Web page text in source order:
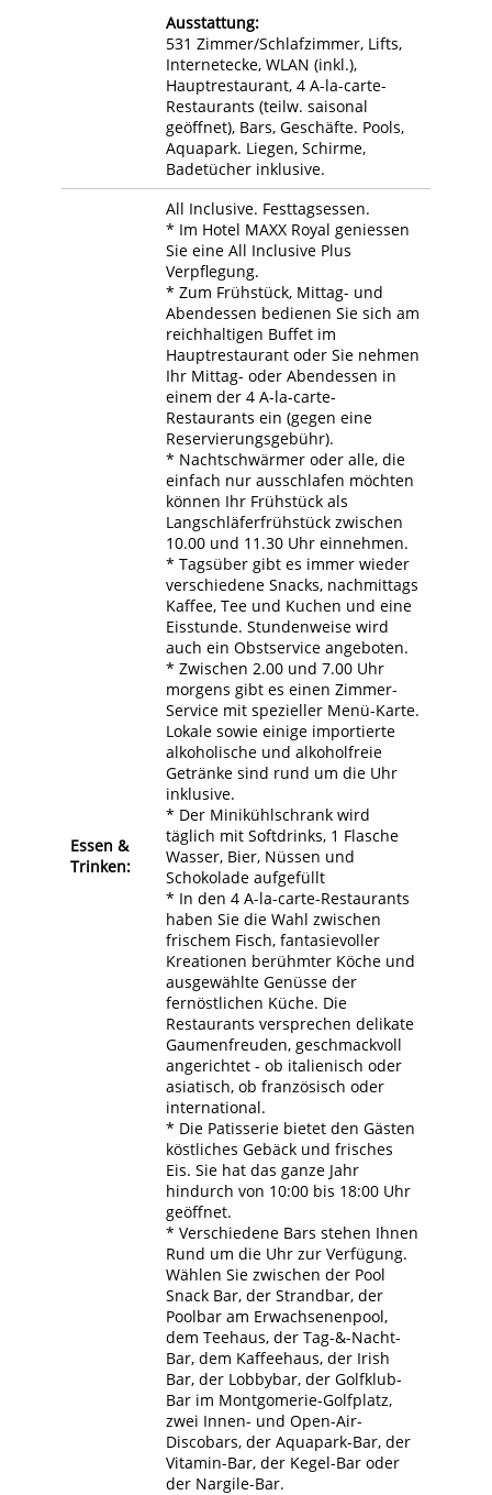
Ausstattung:
531 Zimmer/Schlafzimmer, Lifts,
Internetecke, WLAN (inkl.),
Hauptrestaurant, 4 A-la-carte-
Restaurants (teilw. saisonal
geöffnet), Bars, Geschäfte. Pools,
Aquapark. Liegen, Schirme,
Badetücher inklusive.
Essen &
Trinken:
All Inclusive. Festtagsessen.
* Im Hotel MAXX Royal geniessen
Sie eine All Inclusive Plus
Verpflegung.
* Zum Frühstück, Mittag- und
Abendessen bedienen Sie sich am
reichhaltigen Buffet im
Hauptrestaurant oder Sie nehmen
Ihr Mittag- oder Abendessen in
einem der 4 A-la-carte-
Restaurants ein (gegen eine
Reservierungsgebühr).
* Nachtschwärmer oder alle, die
einfach nur ausschlafen möchten
können Ihr Frühstück als
Langschläferfrühstück zwischen
10.00 und 11.30 Uhr einnehmen.
* Tagsüber gibt es immer wieder
verschiedene Snacks, nachmittags
Kaffee, Tee und Kuchen und eine
Eisstunde. Stundenweise wird
auch ein Obstservice angeboten.
* Zwischen 2.00 und 7.00 Uhr
morgens gibt es einen Zimmer-
Service mit spezieller Menü-Karte.
Lokale sowie einige importierte
alkoholische und alkoholfreie
Getränke sind rund um die Uhr
inklusive.
* Der Minikühlschrank wird
täglich mit Softdrinks, 1 Flasche
Wasser, Bier, Nüssen und
Schokolade aufgefüllt
* In den 4 A-la-carte-Restaurants
haben Sie die Wahl zwischen
frischem Fisch, fantasievoller
Kreationen berühmter Köche und
ausgewählte Genüsse der
fernöstlichen Küche. Die
Restaurants versprechen delikate
Gaumenfreuden, geschmackvoll
angerichtet - ob italienisch oder
asiatisch, ob französisch oder
international.
* Die Patisserie bietet den Gästen
köstliches Gebäck und frisches
Eis. Sie hat das ganze Jahr
hindurch von 10:00 bis 18:00 Uhr
geöffnet.
* Verschiedene Bars stehen Ihnen
Rund um die Uhr zur Verfügung.
Wählen Sie zwischen der Pool
Snack Bar, der Strandbar, der
Poolbar am Erwachsenenpool,
dem Teehaus, der Tag-&-Nacht-
Bar, dem Kaffeehaus, der Irish
Bar, der Lobbybar, der Golfklub-
Bar im Montgomerie-Golfplatz,
zwei Innen- und Open-Air-
Discobars, der Aquapark-Bar, der
Vitamin-Bar, der Kegel-Bar oder
der Nargile-Bar.